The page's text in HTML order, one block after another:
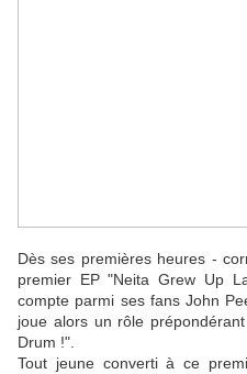
Dès ses premières heures -
premier EP "Neita Grew Up
compte parmi ses fans John
joue alors un rôle
Drum !".
Tout jeune converti à ce